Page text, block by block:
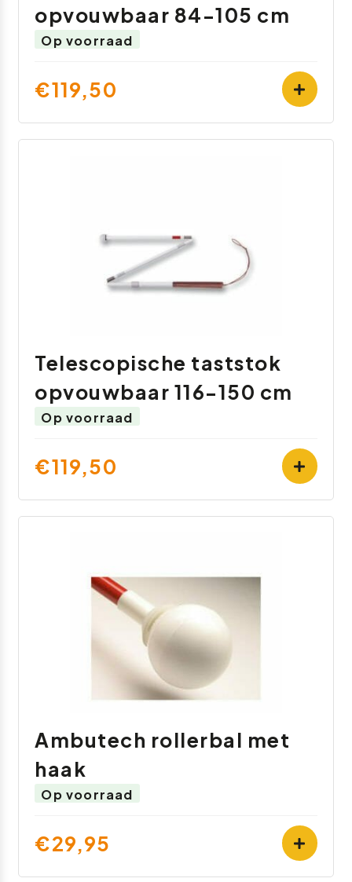
opvouwbaar 84-105 cm
Op voorraad
€119,50
Telescopische taststok
opvouwbaar 116-150 cm
Op voorraad
€119,50
Ambutech rollerbal met
haak
Op voorraad
€29,95